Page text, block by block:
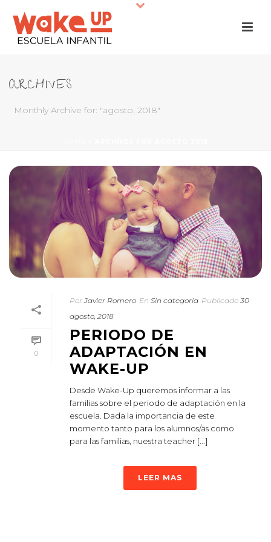
ARCHIVES
Monthly Archive for: "agosto, 2018"
0
Por Javier Romero En Sin categoría Publicado 30
agosto, 2018
PERIODO DE
ADAPTACIÓN EN
WAKE-UP
Desde Wake-Up queremos informar a las
familias sobre el periodo de adaptación en la
escuela. Dada la importancia de este
momento tanto para los alumnos/as como
para las familias, nuestra teacher [...]
LEER MAS